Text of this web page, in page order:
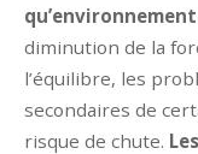
diminution de la
l’équilibre, les
secondaires de
risque de chute.